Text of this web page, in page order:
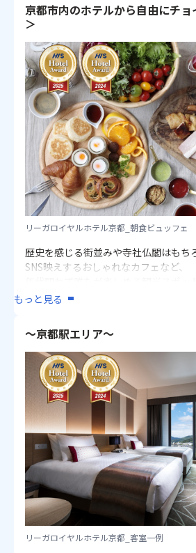
京都市内のホテルから自由にチ
＞
リーガロイヤルホテル京都_朝食ビュッフェ
歴史を感じる街並みや寺社仏閣はもち
SNS映えするおしゃれなカフェなど、
ホテルは京都市内の主要なエリアから
※ご利用のホテル・客室により追加代
※ホテルの最新情報・重要なお知らせ
行条件】内の「設定ホテル一覧」のホ
て詳細をご確認ください。
※早期申込割引・添い寝のお子様につ
【ご案内とご注意】をご確認ください
※3・4名1室の場合、記載のない限り
トラベッド・ソファベッド・スタッキ
かが追加となります。
＼HISで人気のホテルが一目でわかる／
2025年1年間でお客様から高い支持を
表彰！
受賞ホテルには下記ツアーポイントの
マークがついています。
☆HISホテルアワード2025受賞ホテル一
もっと見る
～京都駅エリア～
リーガロイヤルホテル京都_客室一例